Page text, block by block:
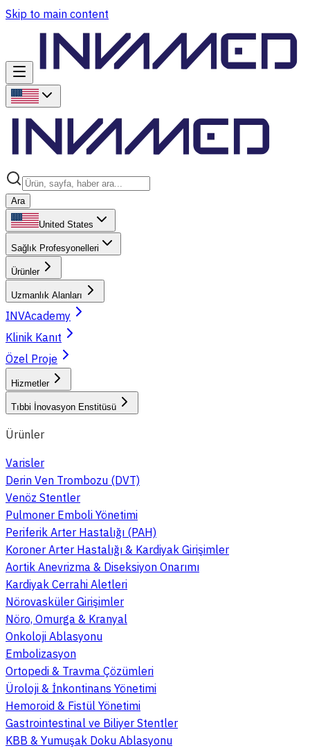
Skip to main content
Ara
United States
Sağlık Profesyonelleri
Ürünler
Uzmanlık Alanları
INVAcademy
Klinik Kanıt
Özel Proje
Hizmetler
Tıbbi İnovasyon Enstitüsü
Ürünler
Varisler
Derin Ven Trombozu (DVT)
Venöz Stentler
Pulmoner Emboli Yönetimi
Periferik Arter Hastalığı (PAH)
Koroner Arter Hastalığı & Kardiyak Girişimler
Aortik Anevrizma & Diseksiyon Onarımı
Kardiyak Cerrahi Aletleri
Nörovasküler Girişimler
Nöro, Omurga & Kranyal
Onkoloji Ablasyonu
Embolizasyon
Ortopedi & Travma Çözümleri
Üroloji & İnkontinans Yönetimi
Hemoroid & Fistül Yönetimi
Gastrointestinal ve Biliyer Stentler
KBB & Yumuşak Doku Ablasyonu